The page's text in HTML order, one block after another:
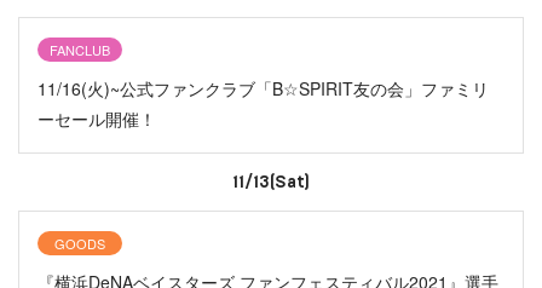
FANCLUB
11/16(火)~公式ファンクラブ「B☆SPIRIT友の会」ファミリ
ーセール開催！
11/13(Sat)
GOODS
『横浜DeNAベイスターズ ファンフェスティバル2021』選手